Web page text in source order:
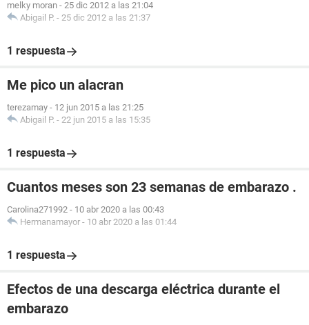
melky moran - 25 dic 2012 a las 21:04
Abigail P. - 25 dic 2012 a las 21:37
1 respuesta
Me pico un alacran
terezamay - 12 jun 2015 a las 21:25
Abigail P. - 22 jun 2015 a las 15:35
1 respuesta
Cuantos meses son 23 semanas de embarazo .
Carolina271992 - 10 abr 2020 a las 00:43
Hermanamayor - 10 abr 2020 a las 01:44
1 respuesta
Efectos de una descarga eléctrica durante el
embarazo